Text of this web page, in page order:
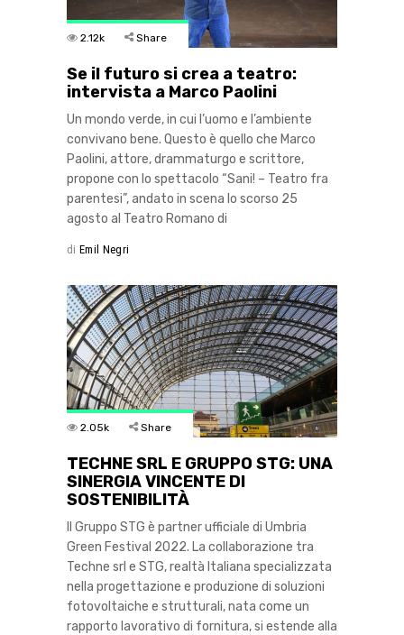
2.12k Share
Se il futuro si crea a teatro:
intervista a Marco Paolini
Un mondo verde, in cui l’uomo e l’ambiente
convivano bene. Questo è quello che Marco
Paolini, attore, drammaturgo e scrittore,
propone con lo spettacolo “Sani! – Teatro fra
parentesi”, andato in scena lo scorso 25
agosto al Teatro Romano di
di Emil Negri
2.05k Share
TECHNE SRL E GRUPPO STG: UNA
SINERGIA VINCENTE DI
SOSTENIBILITÀ
Il Gruppo STG è partner ufficiale di Umbria
Green Festival 2022. La collaborazione tra
Techne srl e STG, realtà Italiana specializzata
nella progettazione e produzione di soluzioni
fotovoltaiche e strutturali, nata come un
rapporto lavorativo di fornitura, si estende alla